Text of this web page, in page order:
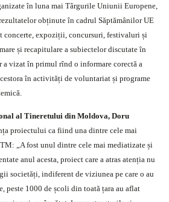
în luna mai Târgurile Uniunii Europene,
obținute în cadrul Săptămânilor UE
concerte, expoziții, concursuri, festivaluri și
și recapitulare a subiectelor discutate în
vizat în primul rînd o informare corectă a
în activități de voluntariat și programe
al Tineretului din Moldova, Doru
proiectului ca fiind una dintre cele mai
„A fost unul dintre cele mai mediatizate și
anul acesta, proiect care a atras atenția nu
societăți, indiferent de viziunea pe care o au
peste 1000 de școli din toată țara au aflat